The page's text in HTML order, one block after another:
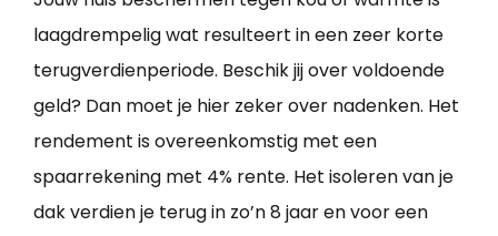
laagdrempelig wat resulteert in een zeer korte
terugverdienperiode. Beschik jij over voldoende
geld? Dan moet je hier zeker over nadenken. Het
rendement is overeenkomstig met een
spaarrekening met 4% rente. Het isoleren van je
dak verdien je terug in zo’n 8 jaar en voor een